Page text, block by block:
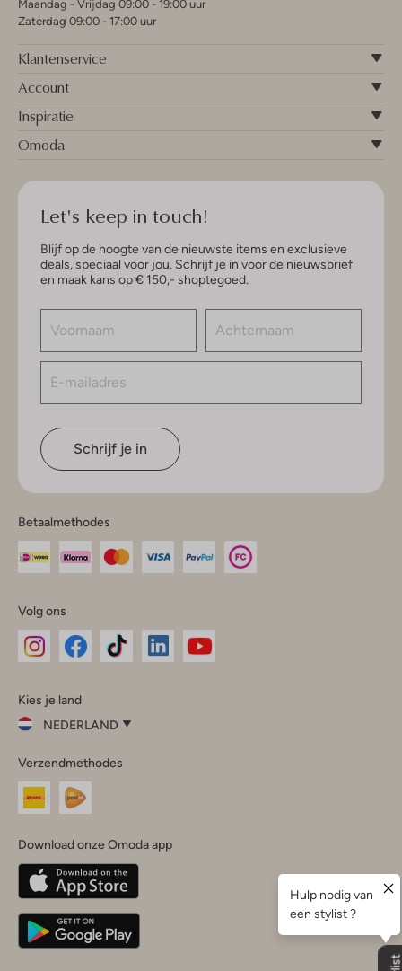
Maandag - Vrijdag 09:00 - 19:00 uur
Zaterdag 09:00 - 17:00 uur
Klantenservice
Account
Inspiratie
Omoda
Let's keep in touch!
Blijf op de hoogte van de nieuwste items en exclusieve
deals, speciaal voor jou. Schrijf je in voor de nieuwsbrief
en maak kans op € 150,- shoptegoed.
Schrijf je in
Betaalmethodes
Volg ons
InstagramFacebook
Kies je land
NEDERLAND
je
land
Nederland
Belgique(Français)
Deutschland
Verzendmethodes
Download onze Omoda app